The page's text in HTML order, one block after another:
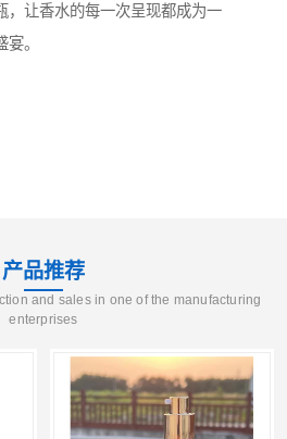
，让香水的每一次呈现都成为一
。
产品推荐
and sales in one of the manufacturing
enterprises